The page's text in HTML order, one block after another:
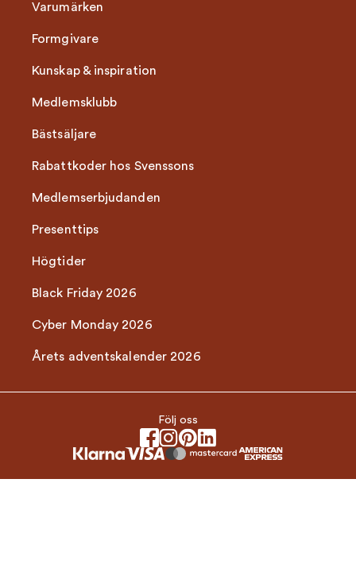
Varumärken
Formgivare
Kunskap & inspiration
Medlemsklubb
Bästsäljare
Rabattkoder hos Svenssons
Medlemserbjudanden
Presenttips
Högtider
Black Friday 2026
Cyber Monday 2026
Årets adventskalender 2026
Följ oss